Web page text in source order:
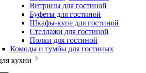
Витрины для гостиной
Буфеты для гостиной
Шкафы-купе для гостиной
Стеллажи для гостиной
Полки для гостиной
Комоды и тумбы для гостиных
кухни